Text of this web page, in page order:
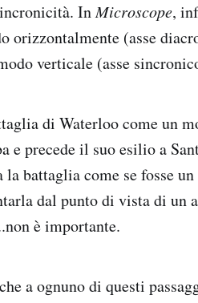
InMicroscope,
orizzontalmente (asse
verticale (asse
di Waterloo come un
e precede il suo esilio a
battaglia come se fosse
dal punto di vista di
è importante.
a ognuno di questi